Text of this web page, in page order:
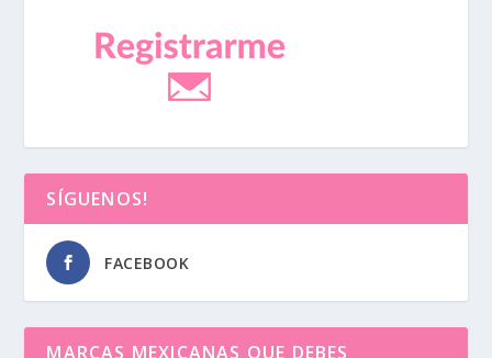
SÍGUENOS!
FACEBOOK
MARCAS MEXICANAS QUE DEBES